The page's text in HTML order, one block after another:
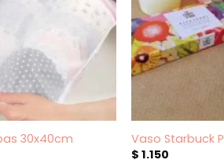
30x40cm
Vaso Starbuck
$ 1.150